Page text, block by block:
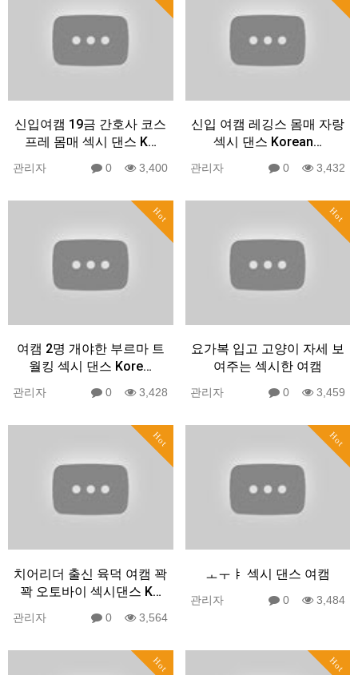
신입여캠 19금 간호사 코스
프레 몸매 섹시 댄스 K…
관리자 0 3,400
신입 여캠 레깅스 몸매 자랑
섹시 댄스 Korean…
관리자 0 3,432
Hot
여캠 2명 개야한 부르마 트
월킹 섹시 댄스 Kore…
관리자 0 3,428
Hot
요가복 입고 고양이 자세 보
여주는 섹시한 여캠
관리자 0 3,459
Hot
치어리더 출신 육덕 여캠 꽉
꽉 오토바이 섹시댄스 K…
관리자 0 3,564
Hot
ㅗㅜㅑ 섹시 댄스 여캠
관리자 0 3,484
Hot Hot